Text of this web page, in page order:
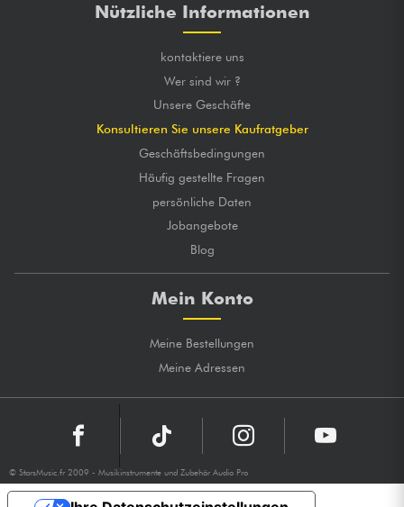
Nützliche Informationen
kontaktiere uns
Wer sind wir ?
Unsere Geschäfte
Konsultieren Sie unsere Kaufratgeber
Geschäftsbedingungen
Häufig gestellte Fragen
persönliche Daten
Jobangebote
Blog
Mein Konto
Meine Bestellungen
Meine Adressen
© StarsMusic.fr 2009 - Musikinstrumente und Zubehör Audio Pro